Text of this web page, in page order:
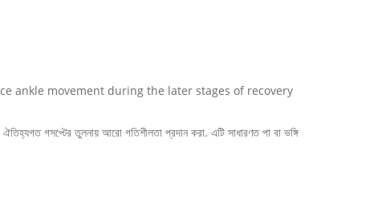
ankle movement during the later stages of recovery
গসপ্টের তুলনায় আরো গতিশীলতা প্রদান করা. এটি সাধারণত পা বা ভঙ্গি